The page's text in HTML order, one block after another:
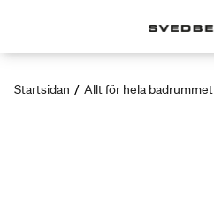
Startsidan / Allt för hela badrummet